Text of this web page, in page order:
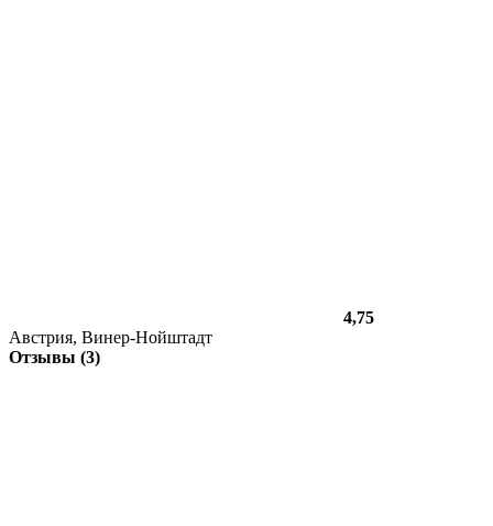
4,75
Австрия, Винер-Нойштадт
Отзывы (3)